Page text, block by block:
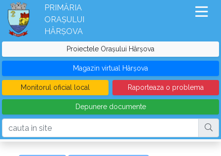
PRIMĂRIA
ORAȘULUI
HÂRȘOVA
Proiectele Orașului Hârșova
Magazin virtual Hârșova
Monitorul oficial local Raporteaza o problema
Depunere documente